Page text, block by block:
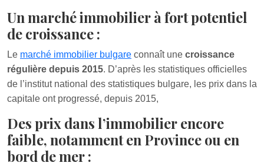
Un marché immobilier à fort potentiel
de croissance :
Le marché immobilier bulgare connaît une croissance
régulière depuis 2015. D’après les statistiques officielles
de l’institut national des statistiques bulgare, les prix dans la
capitale ont progressé, depuis 2015,
Des prix dans l’immobilier encore
faible, notamment en Province ou en
bord de mer :